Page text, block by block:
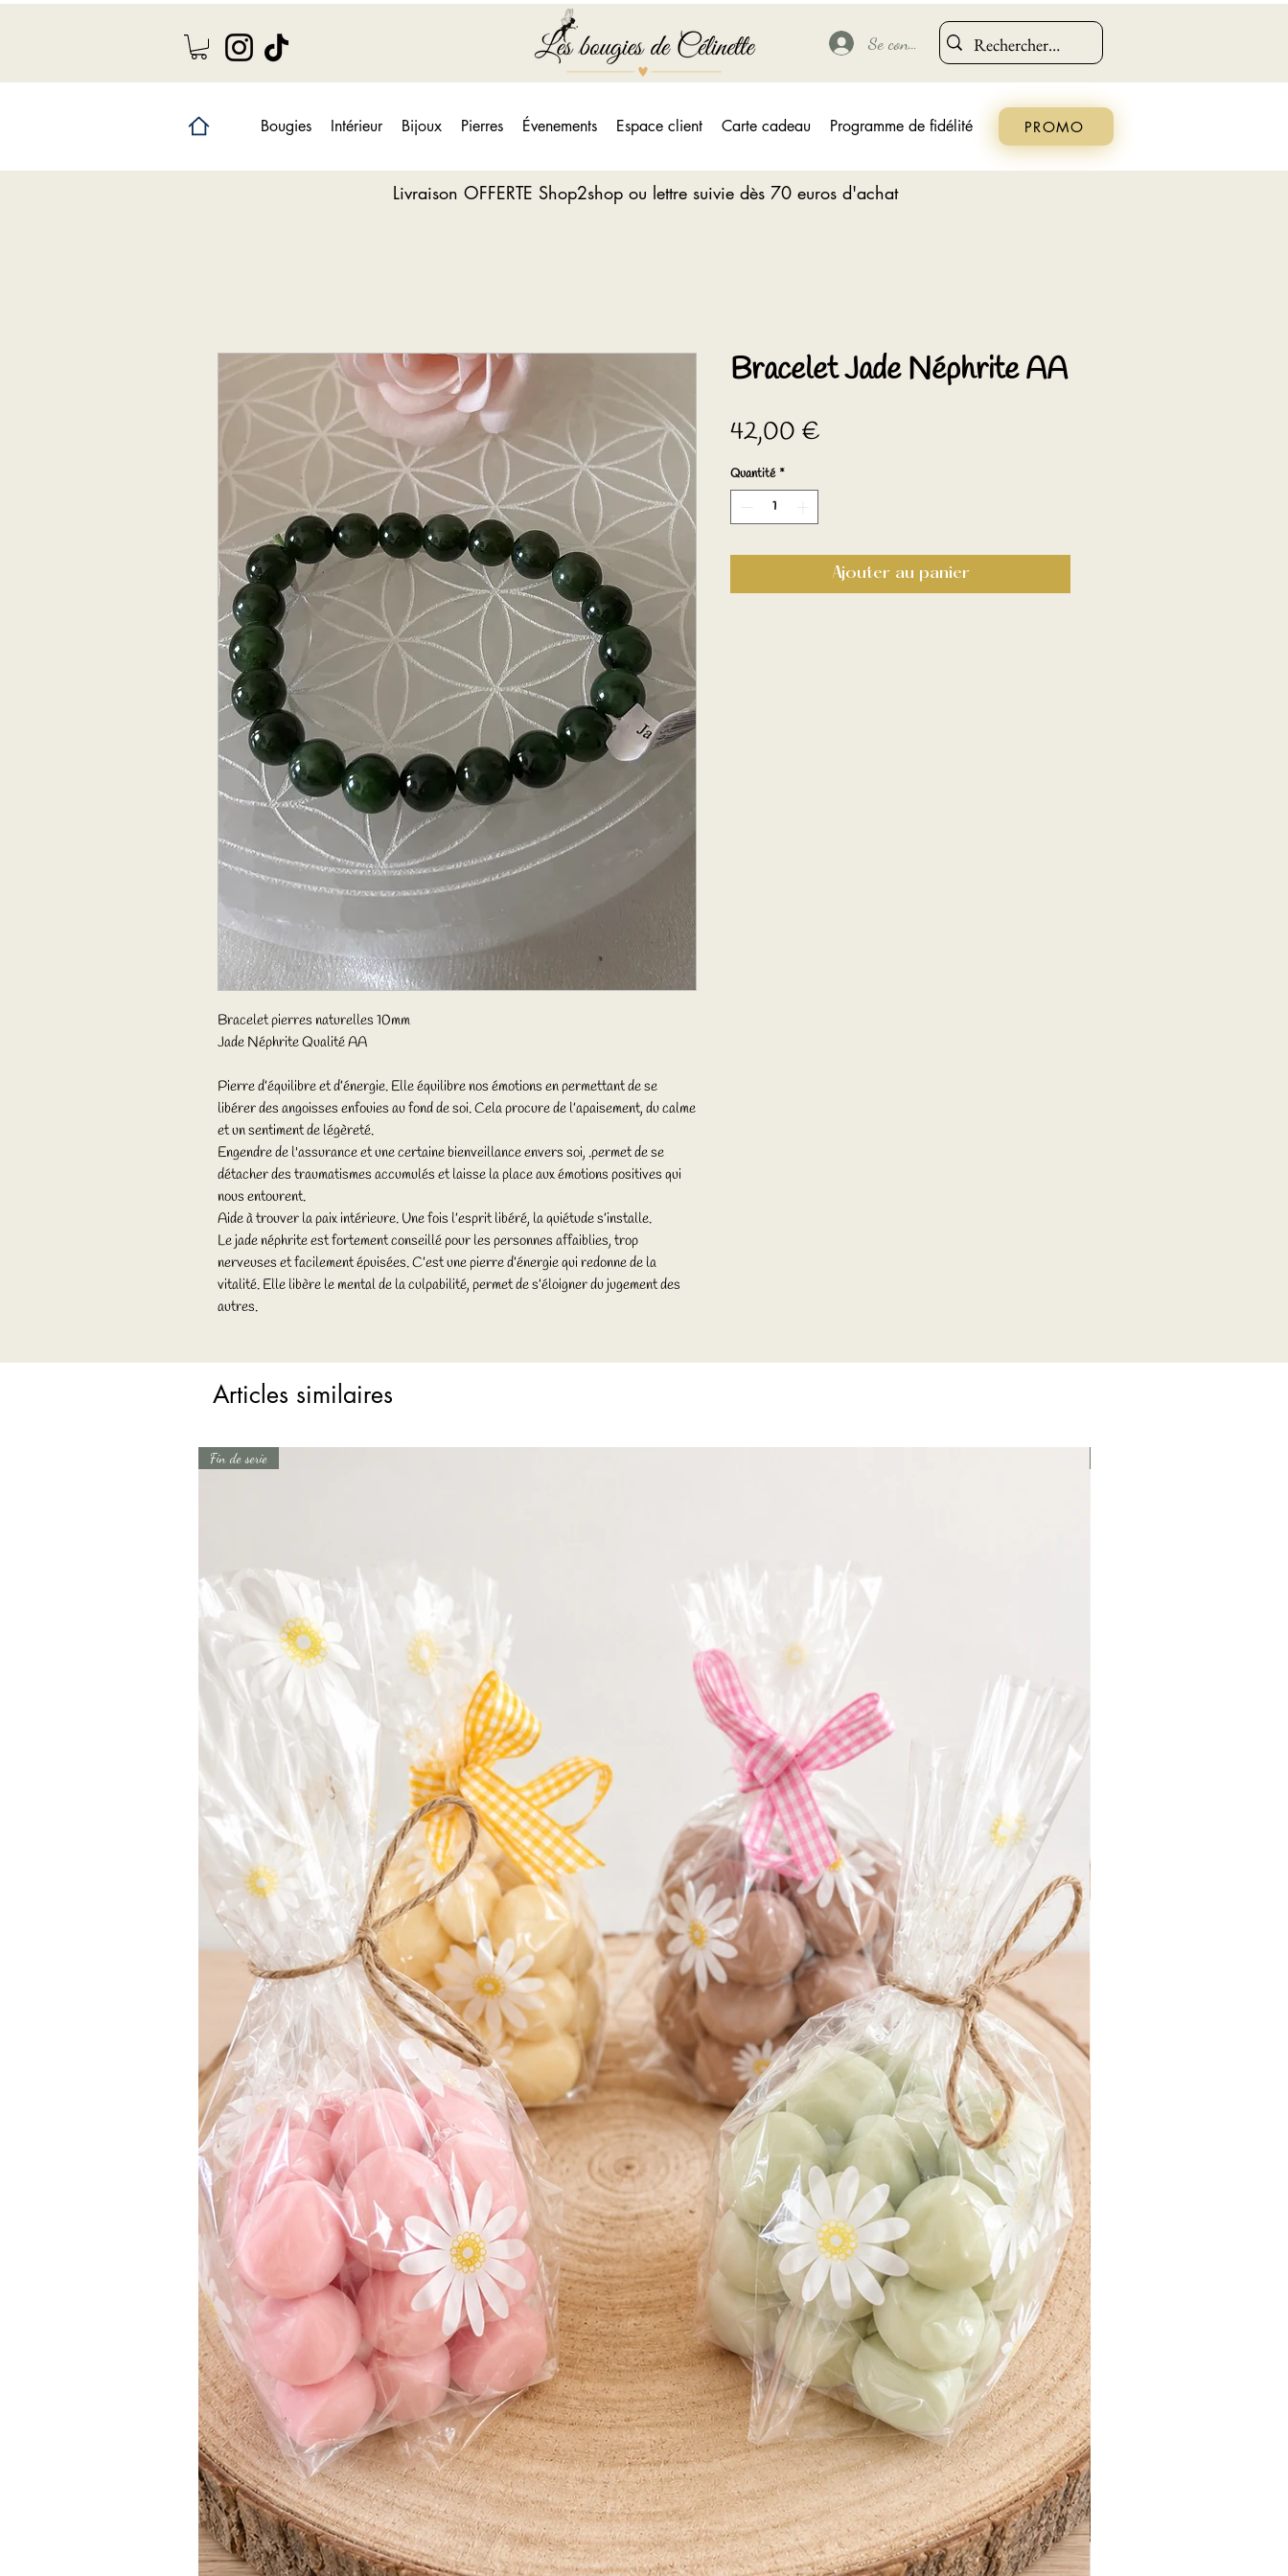
Se connecter
Bougies Intérieur Bijoux Pierres Évenements Espace client Carte cadeau Programme de fidélité PROMO
Livraison OFFERTE Shop2shop ou lettre suivie dès 70 euros d'achat
Bracelet pierres naturelles 10mm
Jade Néphrite Qualité AA
Pierre d’équilibre et d’énergie. Elle équilibre nos émotions en permettant de se
libérer des angoisses enfouies au fond de soi. Cela procure de l’apaisement, du calme
et un sentiment de légèreté.
Engendre de l'assurance et une certaine bienveillance envers soi, .permet de se
détacher des traumatismes accumulés et laisse la place aux émotions positives qui
nous entourent.
Aide à trouver la paix intérieure. Une fois l’esprit libéré, la quiétude s’installe.
Le jade néphrite est fortement conseillé pour les personnes affaiblies, trop
nerveuses et facilement épuisées. C’est une pierre d’énergie qui redonne de la
vitalité. Elle libère le mental de la culpabilité, permet de s’éloigner du jugement des
autres.
Bracelet Jade Néphrite AA
42,00 €
Quantité *
Ajouter au panier
Articles similaires
Fin de serie